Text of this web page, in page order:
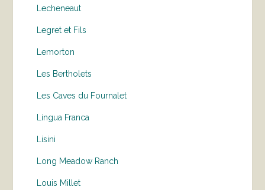
Lecheneaut
Legret et Fils
Lemorton
Les Bertholets
Les Caves du Fournalet
Lingua Franca
Lisini
Long Meadow Ranch
Louis Millet